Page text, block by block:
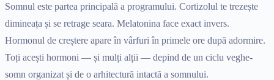
Somnul este partea principală a programului. Cortizolul te trezește
dimineața și se retrage seara. Melatonina face exact invers.
Hormonul de creștere apare în vârfuri în primele ore după adormire.
Toți acești hormoni — și mulți alții — depind de un ciclu veghe-
somn organizat și de o arhitectură intactă a somnului.